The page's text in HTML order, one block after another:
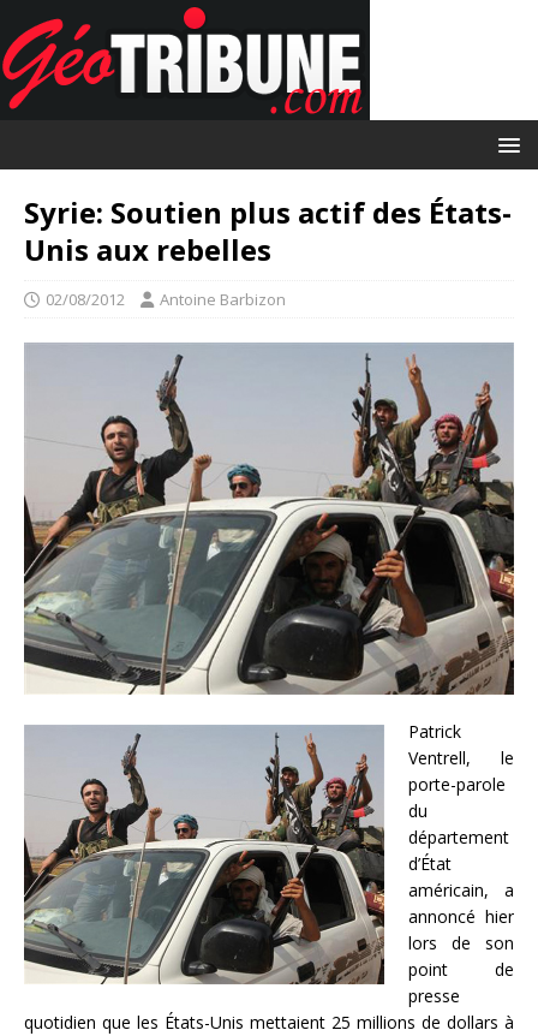
Syrie: Soutien plus actif des États-
Unis aux rebelles
02/08/2012 Antoine Barbizon
Patrick
Ventrell, le
porte-parole
du
département
d’État
américain, a
annoncé hier
lors de son
point de
presse
quotidien que les États-Unis mettaient 25 millions de dollars à